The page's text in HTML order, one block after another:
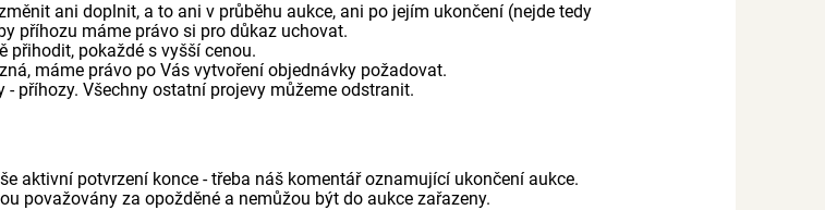
ani doplnit, a to ani v průběhu aukce, ani po jejím ukončení (nejde tedy
příhozu máme právo si pro důkaz uchovat.
přihodit, pokaždé s vyšší cenou.
máme právo po Vás vytvoření objednávky požadovat.
příhozy. Všechny ostatní projevy můžeme odstranit.
aktivní potvrzení konce - třeba náš komentář oznamující ukončení aukce.
považovány za opožděné a nemůžou být do aukce zařazeny.